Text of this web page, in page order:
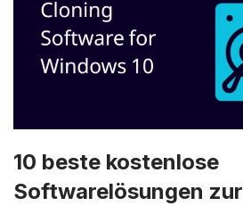
10 beste kostenlose
Softwarelösungen zur